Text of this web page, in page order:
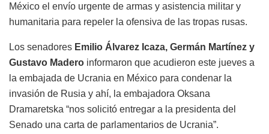
México el envío urgente de armas y asistencia militar y
humanitaria para repeler la ofensiva de las tropas rusas.
Los senadores Emilio Álvarez Icaza, Germán Martínez y
Gustavo Madero informaron que acudieron este jueves a
la embajada de Ucrania en México para condenar la
invasión de Rusia y ahí, la embajadora Oksana
Dramaretska “nos solicitó entregar a la presidenta del
Senado una carta de parlamentarios de Ucrania”.